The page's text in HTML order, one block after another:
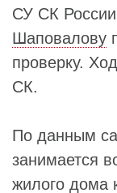
СУ СК
Шаповалову
проверку.
СК.
По данным
занимается
жилого дома